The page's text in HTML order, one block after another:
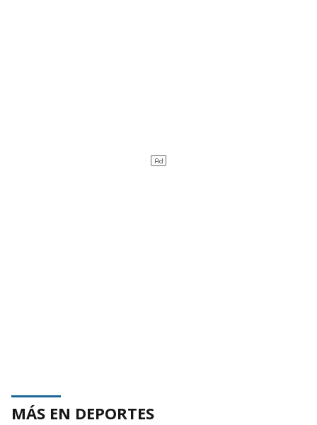
MÁS EN DEPORTES